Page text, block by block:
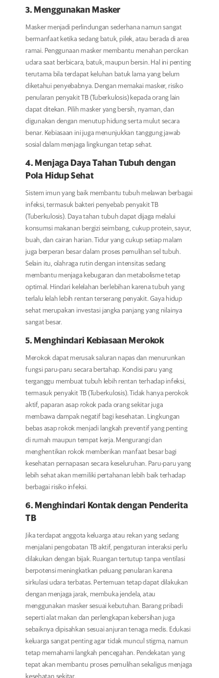
3. Menggunakan Masker
Masker menjadi perlindungan sederhana namun sangat
bermanfaat ketika sedang batuk, pilek, atau berada di area
ramai. Penggunaan masker membantu menahan percikan
udara saat berbicara, batuk, maupun bersin. Hal ini penting
terutama bila terdapat keluhan batuk lama yang belum
diketahui penyebabnya. Dengan memakai masker, risiko
penularan penyakit TB (Tuberkulosis) kepada orang lain
dapat ditekan. Pilih masker yang bersih, nyaman, dan
digunakan dengan menutup hidung serta mulut secara
benar. Kebiasaan ini juga menunjukkan tanggung jawab
sosial dalam menjaga lingkungan tetap sehat.
4. Menjaga Daya Tahan Tubuh dengan
Pola Hidup Sehat
Sistem imun yang baik membantu tubuh melawan berbagai
infeksi, termasuk bakteri penyebab penyakit TB
(Tuberkulosis). Daya tahan tubuh dapat dijaga melalui
konsumsi makanan bergizi seimbang, cukup protein, sayur,
buah, dan cairan harian. Tidur yang cukup setiap malam
juga berperan besar dalam proses pemulihan sel tubuh.
Selain itu, olahraga rutin dengan intensitas sedang
membantu menjaga kebugaran dan metabolisme tetap
optimal. Hindari kelelahan berlebihan karena tubuh yang
terlalu lelah lebih rentan terserang penyakit. Gaya hidup
sehat merupakan investasi jangka panjang yang nilainya
sangat besar.
5. Menghindari Kebiasaan Merokok
Merokok dapat merusak saluran napas dan menurunkan
fungsi paru-paru secara bertahap. Kondisi paru yang
terganggu membuat tubuh lebih rentan terhadap infeksi,
termasuk penyakit TB (Tuberkulosis). Tidak hanya perokok
aktif, paparan asap rokok pada orang sekitar juga
membawa dampak negatif bagi kesehatan. Lingkungan
bebas asap rokok menjadi langkah preventif yang penting
di rumah maupun tempat kerja. Mengurangi dan
menghentikan rokok memberikan manfaat besar bagi
kesehatan pernapasan secara keseluruhan. Paru-paru yang
lebih sehat akan memiliki pertahanan lebih baik terhadap
berbagai risiko infeksi.
6. Menghindari Kontak dengan Penderita
TB
Jika terdapat anggota keluarga atau rekan yang sedang
menjalani pengobatan TB aktif, pengaturan interaksi perlu
dilakukan dengan bijak. Ruangan tertutup tanpa ventilasi
berpotensi meningkatkan peluang penularan karena
sirkulasi udara terbatas. Pertemuan tetap dapat dilakukan
dengan menjaga jarak, membuka jendela, atau
menggunakan masker sesuai kebutuhan. Barang pribadi
seperti alat makan dan perlengkapan kebersihan juga
sebaiknya dipisahkan sesuai anjuran tenaga medis. Edukasi
keluarga sangat penting agar tidak muncul stigma, namun
tetap memahami langkah pencegahan. Pendekatan yang
tepat akan membantu proses pemulihan sekaligus menjaga
kesehatan sekitar.